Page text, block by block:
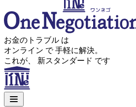
お金のトラブル は
オンライン で手軽に解決。
これが、 新スタンダード です